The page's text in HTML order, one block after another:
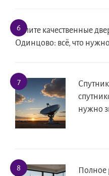
Купите качественные
Одинцово: всё, что
нужно
Полное